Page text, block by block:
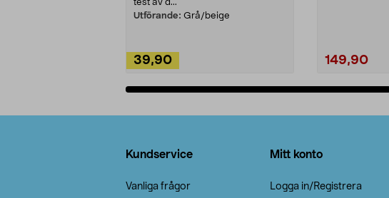
test av d...
Utförande: Grå/beige
39,90 149,90
Kundservice
Vanliga frågor
Mitt konto
Logga in/Registrera